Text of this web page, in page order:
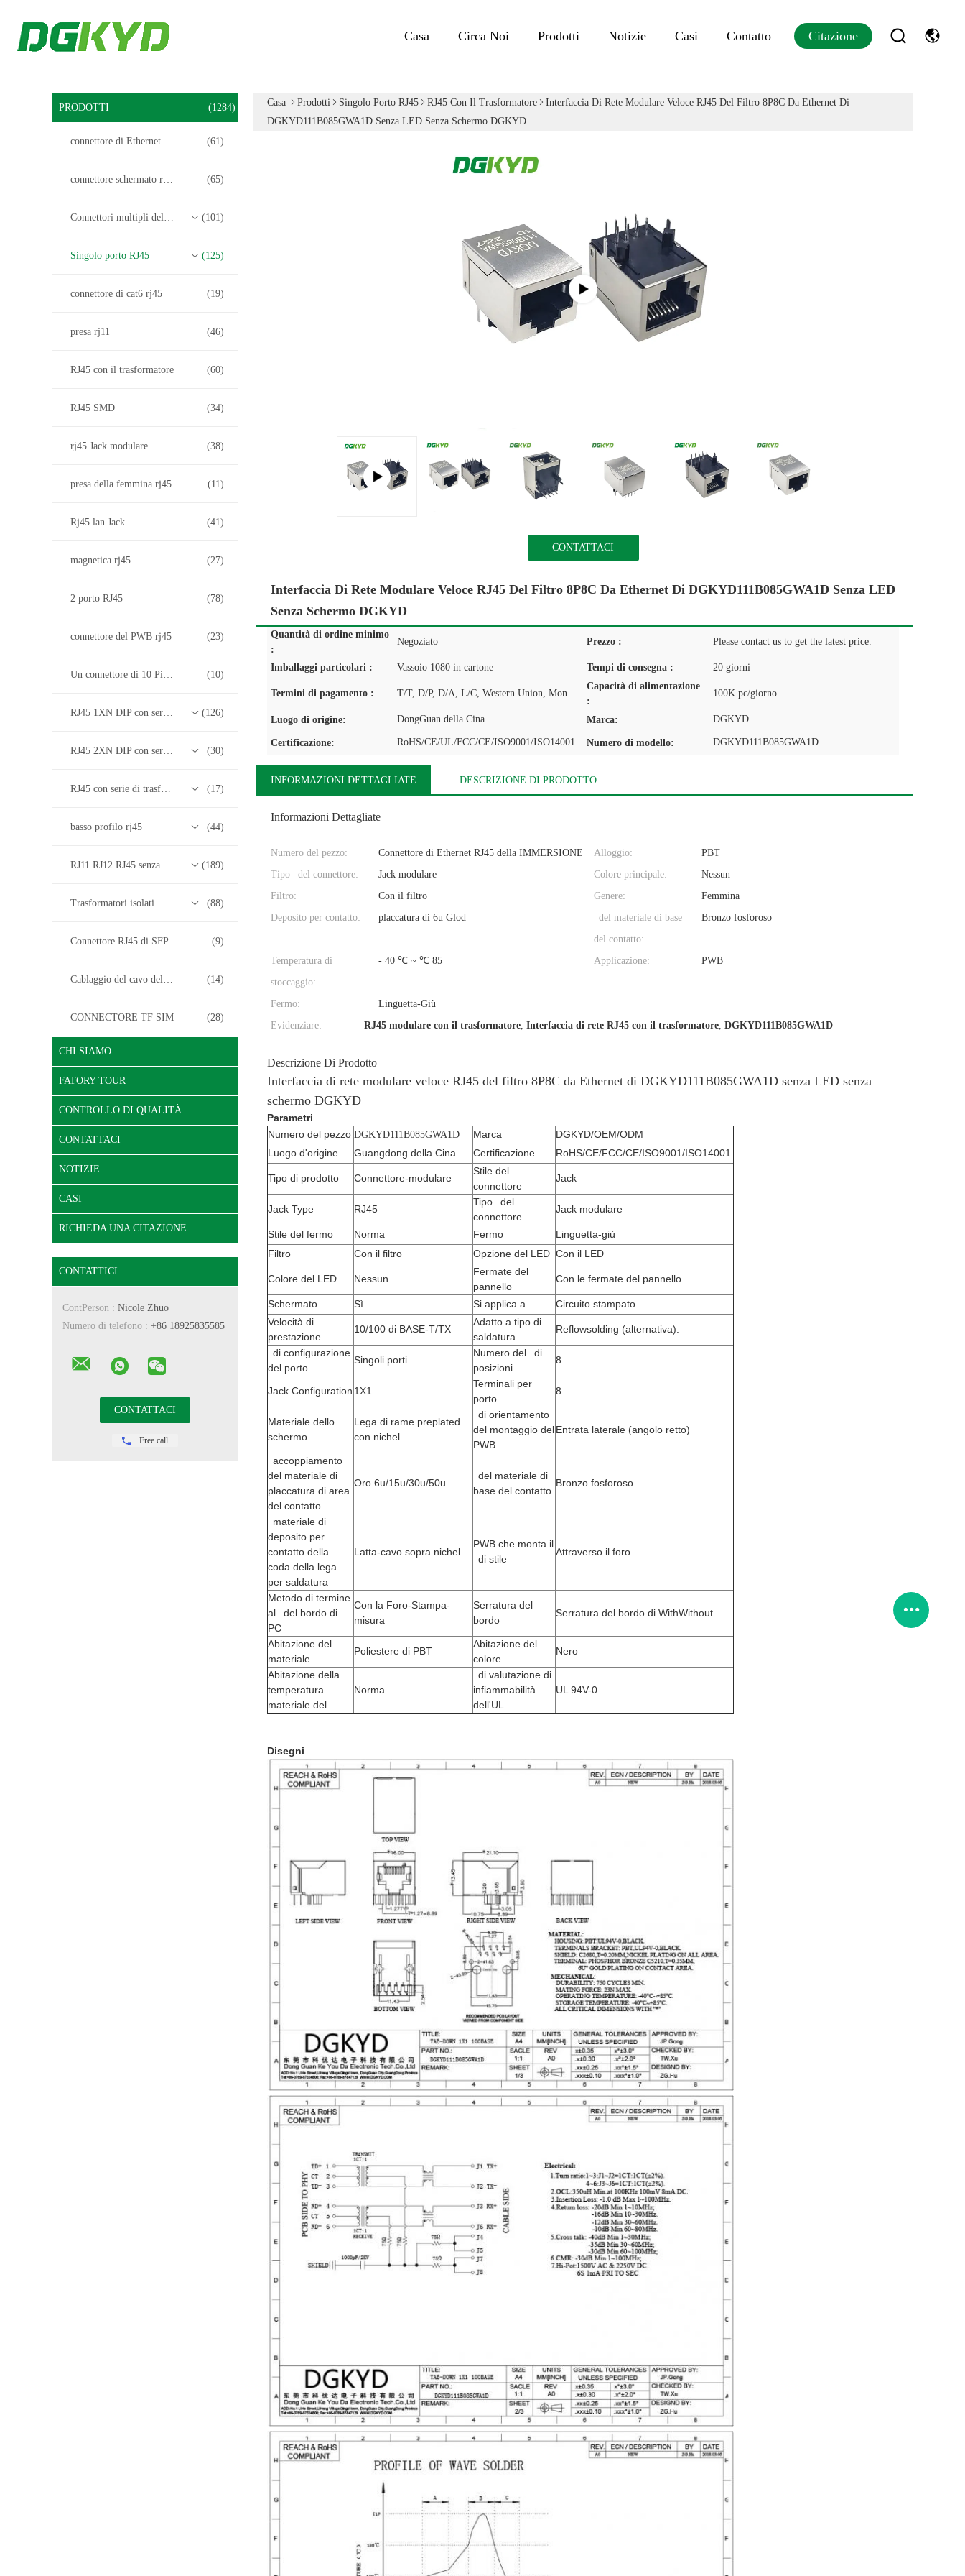
Casa Circa Noi Prodotti Notizie Casi Contatto Citazione
PRODOTTI (1284)
connettore di Ethernet rj45 (61)
connettore schermato rj45 (65)
Connettori multipli del porto RJ45 (101)
Singolo porto RJ45 (125)
connettore di cat6 rj45 (19)
presa rj11 (46)
RJ45 con il trasformatore (60)
RJ45 SMD (34)
rj45 Jack modulare (38)
presa della femmina rj45 (11)
Rj45 lan Jack (41)
magnetica rj45 (27)
2 porto RJ45 (78)
connettore del PWB rj45 (23)
Un connettore di 10 Pin RJ45 (10)
RJ45 1XN DIP con serie di trasformatori base-T 10/100/1000M (126)
RJ45 2XN DIP con serie di trasformatori base-T 10/100/1000M (30)
RJ45 con serie di trasformatori 2.5G/5G/10G Base-T (17)
basso profilo rj45 (44)
RJ11 RJ12 RJ45 senza serie di trasformatori (189)
Trasformatori isolati (88)
Connettore RJ45 di SFP (9)
Cablaggio del cavo del connettore (14)
CONNECTORE TF SIM (28)
CHI SIAMO
FATORY TOUR
CONTROLLO DI QUALITÀ
CONTATTACI
NOTIZIE
CASI
RICHIEDA UNA CITAZIONE
CONTATTICI
ContPerson : Nicole Zhuo
Numero di telefono : +86 18925835585
Free call
Casa Prodotti Singolo Porto RJ45 RJ45 Con Il Trasformatore
Interfaccia Di Rete Modulare Veloce RJ45 Del Filtro 8P8C Da Ethernet Di
DGKYD111B085GWA1D Senza LED Senza Schermo DGKYD
CONTATTACI
Interfaccia Di Rete Modulare Veloce RJ45 Del Filtro 8P8C Da Ethernet Di DGKYD111B085GWA1D Senza LED
Senza Schermo DGKYD
Quantità di ordine minimo
:
Negoziato Prezzo : Please contact us to get the latest price.
Imballaggi particolari : Vassoio 1080 in cartone Tempi di consegna : 20 giorni
Termini di pagamento : T/T, D/P, D/A, L/C, Western Union, MoneyGram
Capacità di alimentazione
:
100K pc/giorno
Luogo di origine: DongGuan della Cina Marca: DGKYD
Certificazione: RoHS/CE/UL/FCC/CE/ISO9001/ISO14001 Numero di modello: DGKYD111B085GWA1D
INFORMAZIONI DETTAGLIATE DESCRIZIONE DI PRODOTTO
Informazioni Dettagliate
Numero del pezzo: Connettore di Ethernet RJ45 della IMMERSIONE Alloggio:
PBT
Tipo del connettore:
Jack modulare Colore principale:
Nessun
Filtro:
Con il filtro Genere:
Femmina
Deposito per contatto:
placcatura di 6u Glod
del materiale di base
del contatto:
Bronzo fosforoso
Temperatura di
stoccaggio:
- 40 ℃ ~ ℃ 85 Applicazione: PWB
Fermo:
Linguetta-Giù
Evidenziare:
RJ45 modulare con il trasformatore, Interfaccia di rete RJ45 con il trasformatore, DGKYD111B085GWA1D
Descrizione Di Prodotto
Interfaccia di rete modulare veloce RJ45 del filtro 8P8C da Ethernet di DGKYD111B085GWA1D senza LED senza
schermo DGKYD
Parametri
Numero del pezzo DGKYD111B085GWA1D Marca
DGKYD/OEM/ODM
Luogo d'origine
Guangdong della Cina Certificazione RoHS/CE/FCC/CE/ISO9001/ISO14001
Tipo di prodotto Connettore-modulare
Stile del
connettore
Jack
Jack Type RJ45
Tipo del
connettore
Jack modulare
Stile del fermo Norma Fermo
Linguetta-giù
Filtro
Con il filtro Opzione del LED Con il LED
Colore del LED Nessun
Fermate del
pannello
Con le fermate del pannello
Schermato Sì Si applica a
Circuito stampato
Velocità di
prestazione
10/100 di BASE-T/TX
Adatto a tipo di
saldatura
Reflowsolding (alternativa).
di configurazione
del porto
Singoli porti
Numero del di
posizioni
8
Jack Configuration 1X1
Terminali per
porto
8
Materiale dello
schermo
Lega di rame preplated
con nichel
di orientamento
del montaggio del
PWB
Entrata laterale (angolo retto)
accoppiamento
del materiale di
placcatura di area
del contatto
Oro 6u/15u/30u/50u
del materiale di
base del contatto
Bronzo fosforoso
materiale di
deposito per
contatto della
coda della lega
per saldatura
Latta-cavo sopra nichel
PWB che monta il
di stile
Attraverso il foro
Metodo di termine
al del bordo di
PC
Con la Foro-Stampa-
misura
Serratura del
bordo
Serratura del bordo di WithWithout
Abitazione del
materiale
Poliestere di PBT
Abitazione del
colore
Nero
Abitazione della
temperatura
materiale del
Norma
di valutazione di
infiammabilità
dell'UL
UL 94V-0
Disegni